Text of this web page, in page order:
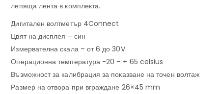
лепяща лента в комплекта.
Дигитален волтметър 4Connect
Цвят на дисплея – син
Измервателна скала – от 6 до 30V
Операционна температура -20 – + 65 celsius
Възможност за калибрация за показване на точен волтаж
Размер на отвора при вграждане 26×45 mm